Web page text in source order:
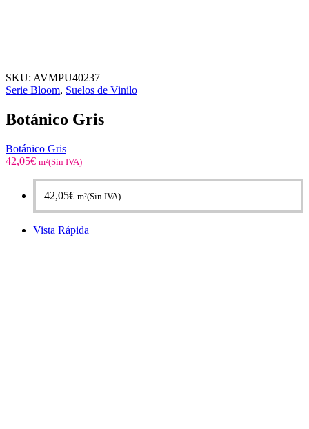
SKU: AVMPU40237
Serie Bloom, Suelos de Vinilo
Botánico Gris
Botánico Gris
42,05€ m²(Sin IVA)
42,05€ m²(Sin IVA)
Vista Rápida